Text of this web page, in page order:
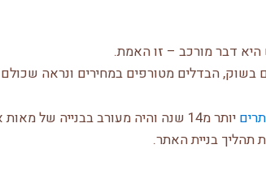
היא דבר מורכב – זו האמת.
בשוק, הבדלים מטורפים במחירים ונראה
יותר מ14 שנה והיה מעורב בבנייה
תהליך בניית האתר.